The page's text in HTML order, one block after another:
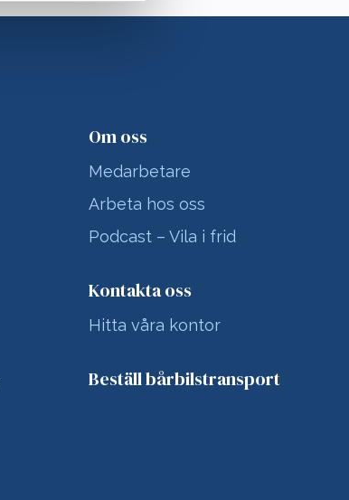
Om oss
Medarbetare
Arbeta hos oss
Podcast – Vila i frid
Kontakta oss
Hitta våra kontor
Beställ bårbilstransport